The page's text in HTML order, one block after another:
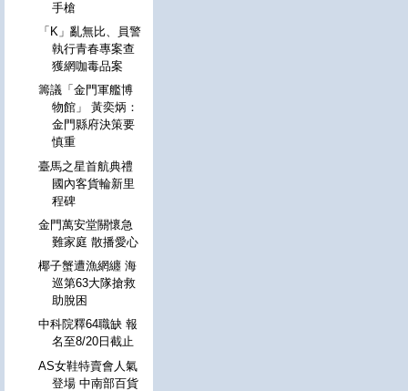
手槍
「K」亂無比、員警
執行青春專案查
獲網咖毒品案
籌議「金門軍艦博
物館」 黃奕炳：
金門縣府決策要
慎重
臺馬之星首航典禮
國內客貨輪新里
程碑
金門萬安堂關懷急
難家庭 散播愛心
椰子蟹遭漁網纏 海
巡第63大隊搶救
助脫困
中科院釋64職缺 報
名至8/20日截止
AS女鞋特賣會人氣
登場 中南部百貨